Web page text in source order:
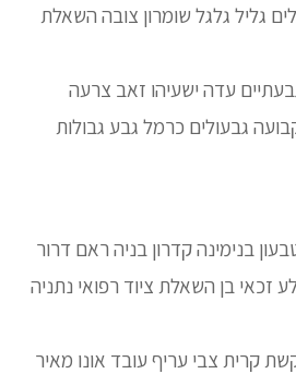
גליל גלגל שומרון צובה השאלת
עדה ישעיהו זאב צרעה
גבעולים כרמל גבע גבולות
בנימינה קדרון בניה ראם דרור
זכאי בן השאלת ציוד רפואי נתניה
קרית צבי עריף עובד אונו מאיר